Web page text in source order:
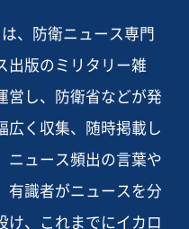
、防衛ニュース専門
出版のミリタリー雑
営し、防衛省などが発
広く収集、随時掲載し
ニュース頻出の言葉や
有識者がニュースを分
け、これまでにイカロ